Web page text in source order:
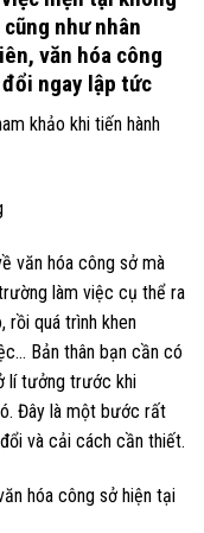
như nhân
văn hóa công
ngay lập tức
khảo khi tiến hành
văn hóa công sở mà
làm việc cụ thể ra
rồi quá trình khen
Bản thân bạn cần có
lí tưởng trước khi
Đây là một bước rất
và cải cách cần thiết.
hóa công sở hiện tại